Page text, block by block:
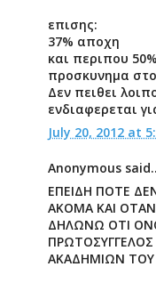
επισης:
37% αποχη
και περιπου
προσκυνημα
Δεν πειθει
ενδιαφερεται
July 20, 2012 at
Anonymous
ΕΠΕΙΔΗ ΠΟΤΕ
ΑΚΟΜΑ ΚΑΙ
ΔΗΛΩΝΩ ΟΤΙ
ΠΡΩΤΟΣΥΓΓΕΛΟΣ
ΑΚΑΔΗΜΙΩΝ ΤΟΥ